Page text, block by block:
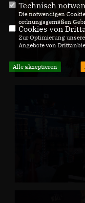
Technisch
Die notwendigen
ordnungsgemäßen
Cookies von
Zur Optimierung
Angebote von
Alle akzeptieren